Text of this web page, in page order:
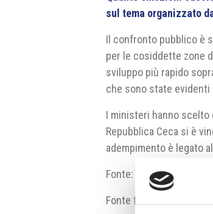
sul tema organizzato
Il confronto pubblico è
per le cosiddette zone
sviluppo più rapido
che sono state
I ministeri hanno scelto
Repubblica Ceca si è
adempimento è legato
Fonte: archiv.hn.cz
Fonte fotografia: